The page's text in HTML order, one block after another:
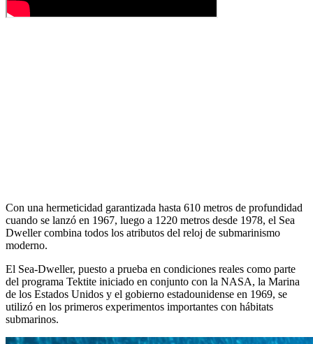
Con una hermeticidad garantizada hasta 610 metros de profundidad
cuando se lanzó en 1967, luego a 1220 metros desde 1978, el Sea
Dweller combina todos los atributos del reloj de submarinismo
moderno.
El Sea-Dweller, puesto a prueba en condiciones reales como parte
del programa Tektite iniciado en conjunto con la NASA, la Marina
de los Estados Unidos y el gobierno estadounidense en 1969, se
utilizó en los primeros experimentos importantes con hábitats
submarinos.